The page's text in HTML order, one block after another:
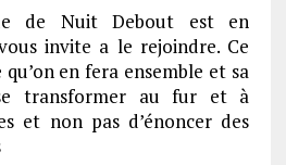
de Nuit Debout est en
invite a le rejoindre. Ce
en fera ensemble et sa
transformer au fur et à
et non pas d’énoncer des